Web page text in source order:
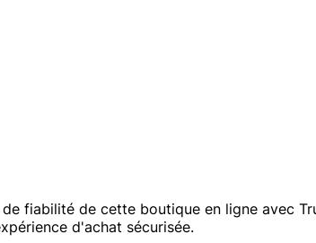
fiabilité de cette boutique en ligne avec
d'achat sécurisée.